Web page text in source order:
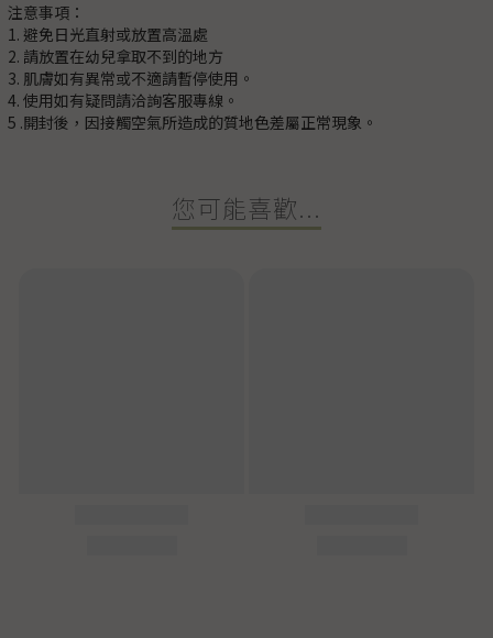
注意事項：
1. 避免日光直射或放置高溫處
2. 請放置在幼兒拿取不到的地方
3. 肌膚如有異常或不適請暫停使用。
4. 使用如有疑問請洽詢客服專線。
5 .開封後，因接觸空氣所造成的質地色差屬正常現象。
您可能喜歡...